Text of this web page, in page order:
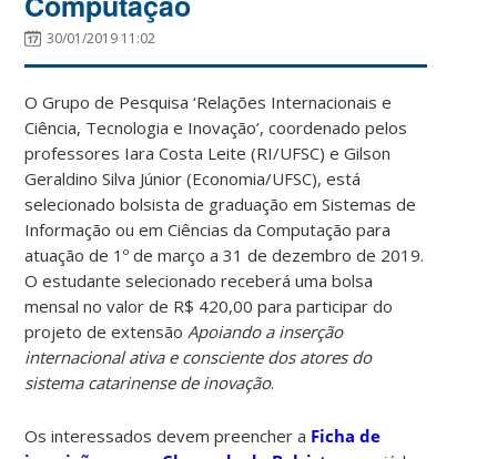
30/01/2019 11:02
O Grupo de Pesquisa ‘Relações Internacionais e
Ciência, Tecnologia e Inovação’, coordenado pelos
professores Iara Costa Leite (RI/UFSC) e Gilson
Geraldino Silva Júnior (Economia/UFSC), está
selecionado bolsista de graduação em Sistemas de
Informação ou em Ciências da Computação para
atuação de 1º de março a 31 de dezembro de 2019.
O estudante selecionado receberá uma bolsa
mensal no valor de R$ 420,00 para participar do
projeto de extensão Apoiando a inserção
internacional ativa e consciente dos atores do
sistema catarinense de inovação.
Os interessados devem preencher a Ficha de